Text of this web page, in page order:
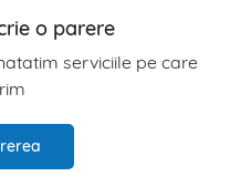
o parere
serviciile pe care